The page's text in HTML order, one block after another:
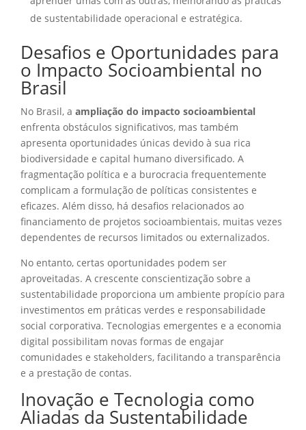
de sustentabilidade operacional e estratégica.
Desafios e Oportunidades para
o Impacto Socioambiental no
Brasil
No Brasil, a ampliação do impacto socioambiental
enfrenta obstáculos significativos, mas também
apresenta oportunidades únicas devido à sua rica
biodiversidade e capital humano diversificado. A
fragmentação política e a burocracia frequentemente
complicam a formulação de políticas consistentes e
eficazes. Além disso, há desafios relacionados ao
financiamento de projetos socioambientais, muitas vezes
dependentes de recursos limitados ou externalizados.
No entanto, certas oportunidades podem ser
aproveitadas. A crescente conscientização sobre a
sustentabilidade proporciona um ambiente propício para
investimentos em práticas verdes e responsabilidade
social corporativa. Tecnologias emergentes e a economia
digital possibilitam novas formas de engajar
comunidades e stakeholders, facilitando a transparência
e a prestação de contas.
Inovação e Tecnologia como
Aliadas da Sustentabilidade